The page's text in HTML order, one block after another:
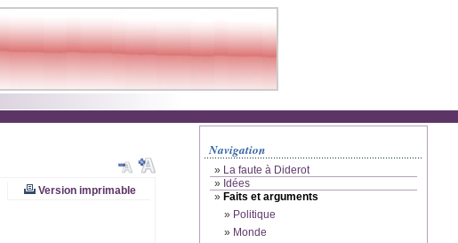
Version imprimable
Navigation
» La faute à Diderot
» Idées
» Faits et arguments
» Politique
» Monde